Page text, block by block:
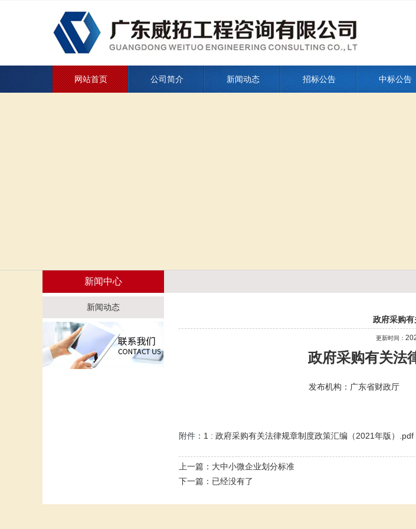
网站首页 公司简介 新闻动态 招标公告 中标公告
新闻中心
新闻动态
政府采购有
更新时间：
政府采购有关法
发布机构：广东省财政厅
附件： 1 : 政府采购有关法律规章制度政策汇编（2021年版）.pdf
上一篇： 大中小微企业划分标准
下一篇：已经没有了